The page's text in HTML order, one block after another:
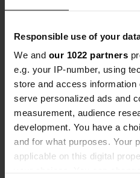
Responsible use of your
We and our 1022 partners
e.g. your IP-number, using
store and access
serve personalized ads and
measurement, audience
development. You have a
and for what purposes. Your
applicable on this digital
Voor de avontuurlijke
natuur en cultuur, is een
echte aanrader. Dit
verborgen parel, omgeven
boeiende cultuurhistorie. Je
dagenlang struinen door de
Twickel of het bijzondere